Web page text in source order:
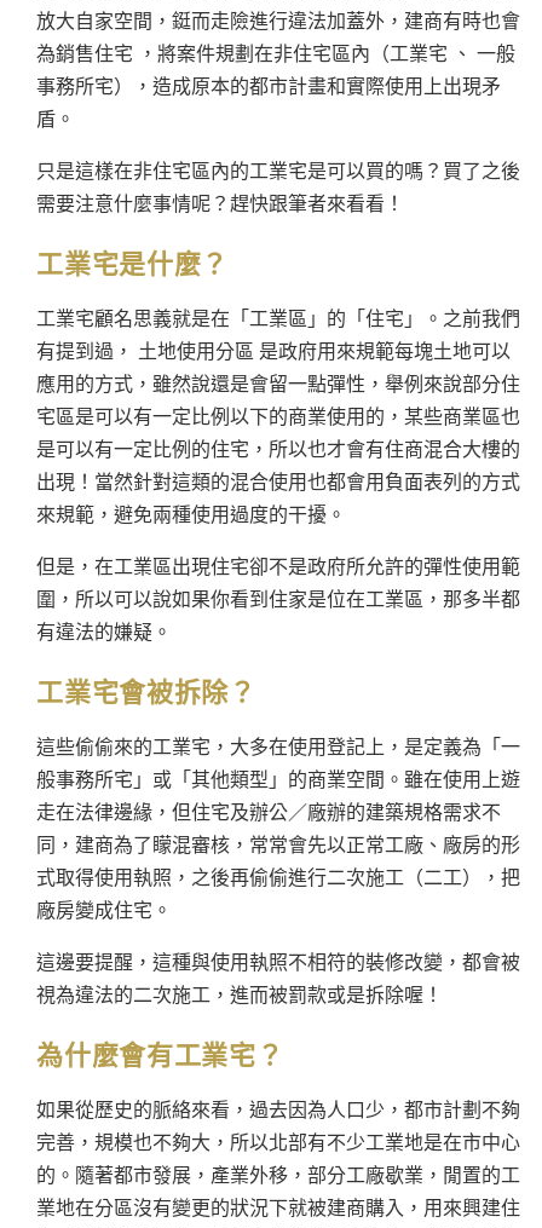
放大自家空間，鋌而走險進行違法加蓋外，建商有時也會
為銷售住宅 ，將案件規劃在非住宅區內（工業宅 、 一般
事務所宅），造成原本的都市計畫和實際使用上出現矛
盾。
只是這樣在非住宅區內的工業宅是可以買的嗎？買了之後
需要注意什麼事情呢？趕快跟筆者來看看！
工業宅是什麼？
工業宅顧名思義就是在「工業區」的「住宅」。之前我們
有提到過， 土地使用分區 是政府用來規範每塊土地可以
應用的方式，雖然說還是會留一點彈性，舉例來說部分住
宅區是可以有一定比例以下的商業使用的，某些商業區也
是可以有一定比例的住宅，所以也才會有住商混合大樓的
出現！當然針對這類的混合使用也都會用負面表列的方式
來規範，避免兩種使用過度的干擾。
但是，在工業區出現住宅卻不是政府所允許的彈性使用範
圍，所以可以說如果你看到住家是位在工業區，那多半都
有違法的嫌疑。
工業宅會被拆除？
這些偷偷來的工業宅，大多在使用登記上，是定義為「一
般事務所宅」或「其他類型」的商業空間。雖在使用上遊
走在法律邊緣，但住宅及辦公／廠辦的建築規格需求不
同，建商為了矇混審核，常常會先以正常工廠、廠房的形
式取得使用執照，之後再偷偷進行二次施工（二工），把
廠房變成住宅。
這邊要提醒，這種與使用執照不相符的裝修改變，都會被
視為違法的二次施工，進而被罰款或是拆除喔！
為什麼會有工業宅？
如果從歷史的脈絡來看，過去因為人口少，都市計劃不夠
完善，規模也不夠大，所以北部有不少工業地是在市中心
的。隨著都市發展，產業外移，部分工廠歇業，閒置的工
業地在分區沒有變更的狀況下就被建商購入，用來興建住